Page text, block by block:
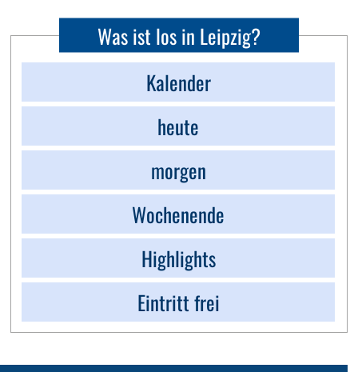
Was ist los in Leipzig?
Kalender
heute
morgen
Wochenende
Highlights
Eintritt frei